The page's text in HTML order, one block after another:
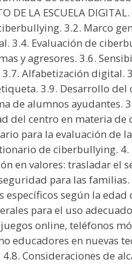
DE LA ESCUELA
3.2. Marco
3.4. Evaluación de
y agresores. 3.6.
Alfabetización digital.
3.9. Desarrollo
de alumnos ayudantes.
del centro en materia de
para la evaluación de
de ciberbullying. 4.
en valores: trasladar el
para las
específicos según la
para el uso
online, teléfonos
educadores en nuevas
Consideraciones de